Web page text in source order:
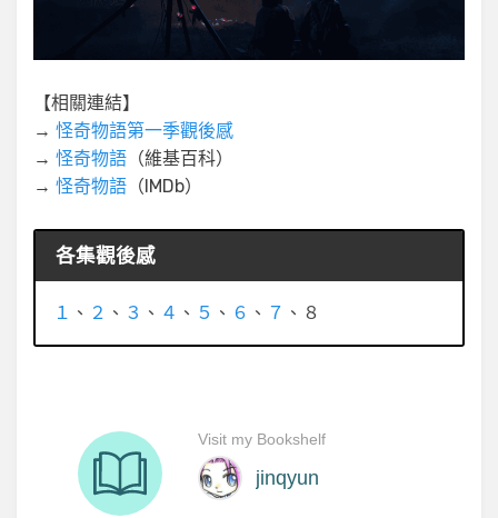
【相關連結】
→ 怪奇物語第一季觀後感
→ 怪奇物語 （維基百科）
→ 怪奇物語 （IMDb）
各集觀後感
１ 、 ２ 、 ３ 、 ４ 、 ５ 、 ６ 、 ７ 、８